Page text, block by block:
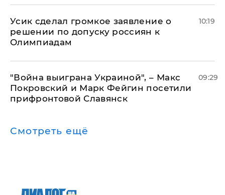
Усик сделал громкое заявление о
решении по допуску россиян к
Олимпиадам
10:19
"Война выиграна Украиной", – Макс
Покровский и Марк Фейгин посетили
прифронтовой Славянск
09:29
Смотреть ещё